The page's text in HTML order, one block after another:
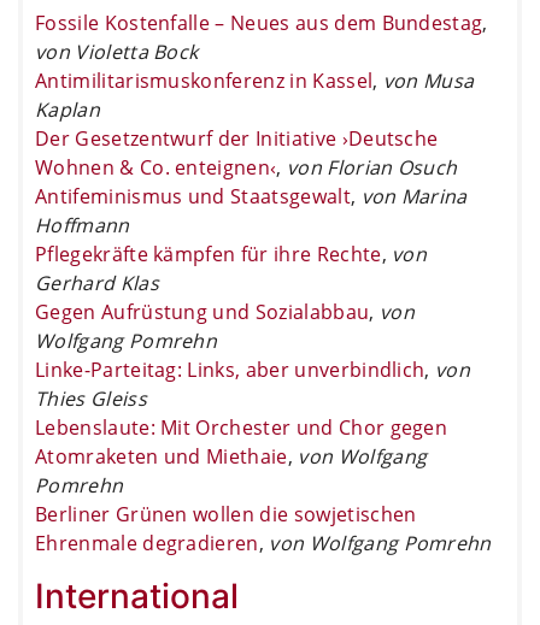
Fossile Kostenfalle – Neues aus dem Bundestag,
von Violetta Bock
Antimilitarismuskonferenz in Kassel, von Musa
Kaplan
Der Gesetzentwurf der Initiative ›Deutsche
Wohnen & Co. enteignen‹, von Florian Osuch
Antifeminismus und Staatsgewalt, von Marina
Hoffmann
Pflegekräfte kämpfen für ihre Rechte, von
Gerhard Klas
Gegen Aufrüstung und Sozialabbau, von
Wolfgang Pomrehn
Linke-Parteitag: Links, aber unverbindlich, von
Thies Gleiss
Lebenslaute: Mit Orchester und Chor gegen
Atomraketen und Miethaie, von Wolfgang
Pomrehn
Berliner Grünen wollen die sowjetischen
Ehrenmale degradieren, von Wolfgang Pomrehn
International